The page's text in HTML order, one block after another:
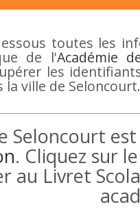
toutes les
de l'Académie
les
la ville de Seloncourt.
Seloncourt
. Cliquez sur
au Livret